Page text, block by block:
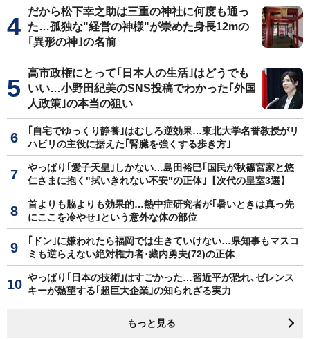
だから松下幸之助は三重の神社に何度も通っ
た…孤独な"経営の神様"が崇めた身長12mの
｢異形の神｣の名前
高市政権にとって｢日本人の生活｣はどうでも
いい…小野田紀美のSNS投稿でわかった｢外国
人政策｣の本当の狙い
｢自宅でゆっくり静養｣はむしろ逆効果…東北大学名誉教授がリ
ハビリの主役に据えた｢腎臓を強くする歩き方｣
やっぱり｢愛子天皇｣しかない…島田裕巳｢国民が秋篠宮家と悠
仁さまに抱く"拭いきれない不安"の正体｣【次代の皇室3選】
首よりも脇よりも効果的…熱中症研究者が｢暑いときは真っ先
にここを冷やせ｣という意外な体の部位
｢ドン｣に嫌われたら福岡では生きていけない…県知事もマスコ
ミも逆らえない絶対権力者･藏内勇夫(72)の正体
やっぱり｢日本の技術｣はすごかった…習近平が恐れ､ゼレンス
キーが熱望する｢超巨大企業｣の知られざる実力
もっと見る